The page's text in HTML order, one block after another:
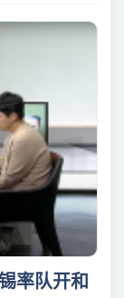
率队开和